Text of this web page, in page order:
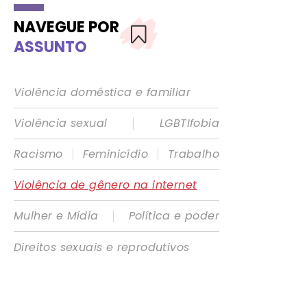
NAVEGUE POR
ASSUNTO
Violência doméstica e familiar
Violência sexual
|
LGBTIfobia
Racismo
| Feminicídio |
Trabalho
Violência de gênero na internet
Mulher e Mídia
|
Política e poder
Direitos sexuais e reprodutivos